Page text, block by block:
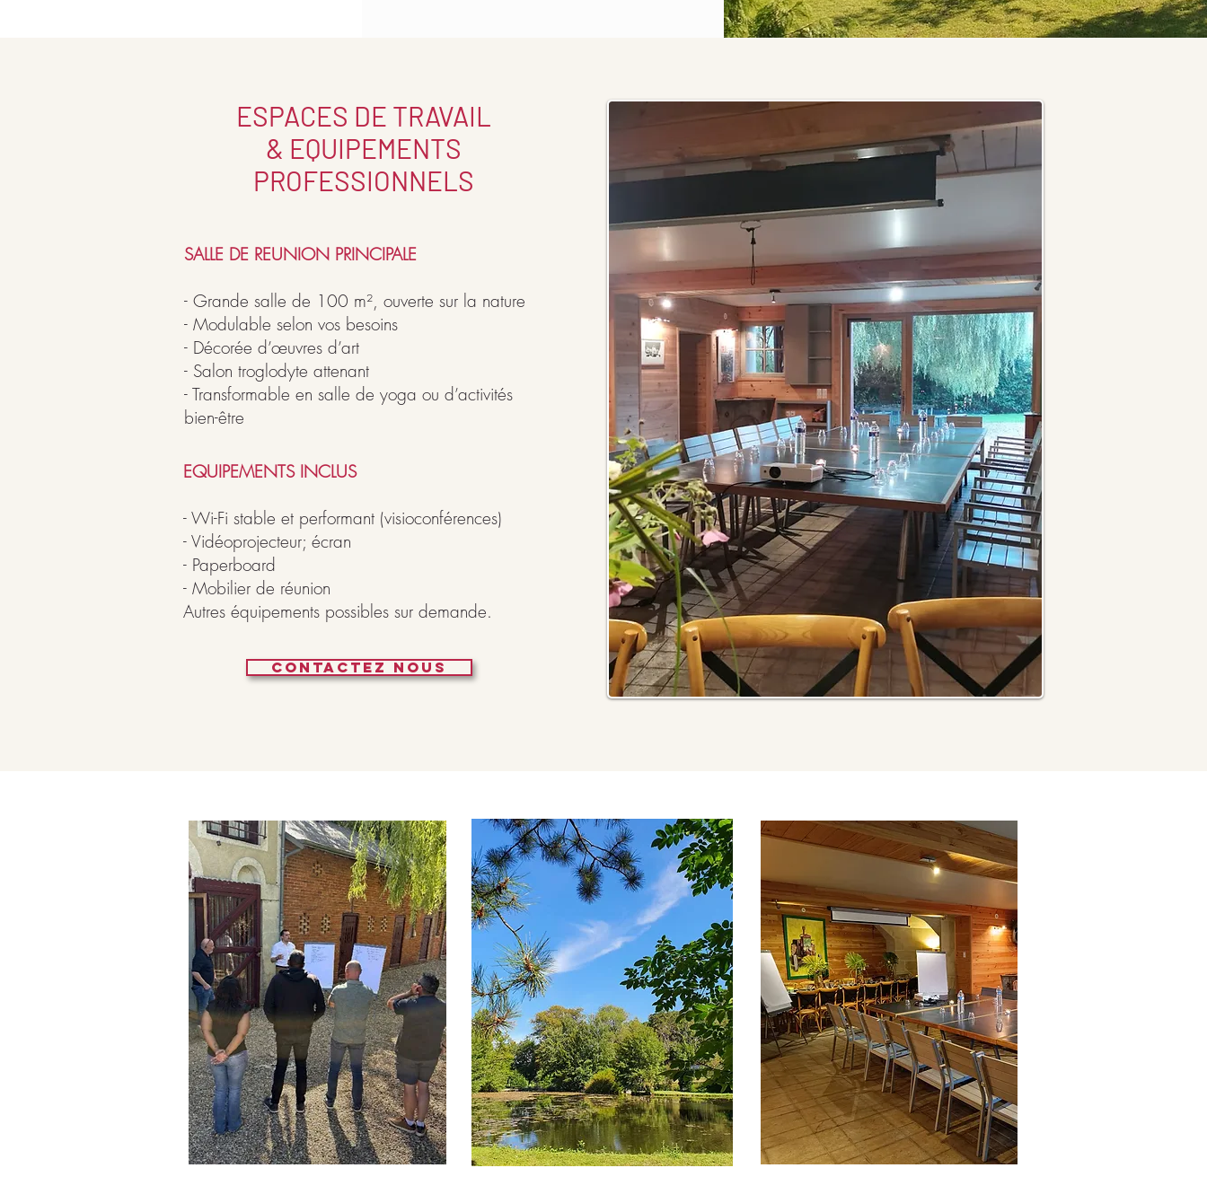
ESPACES DE TRAVAIL
& EQUIPEMENTS
PROFESSIONNELS
SALLE DE REUNION PRINCIPALE
- Grande salle de 100 m², ouverte sur la nature
- Modulable selon vos besoins
- Décorée d’œuvres d’art
- Salon troglodyte attenant
- Transformable en salle de yoga ou d’activités
bien-être
EQUIPEMENTS INCLUS
- Wi-Fi stable et performant (visioconférences)
- Vidéoprojecteur; écran
- Paperboard
- Mobilier de réunion
Autres équipements possibles sur demande.
CONTACTEZ NOUS